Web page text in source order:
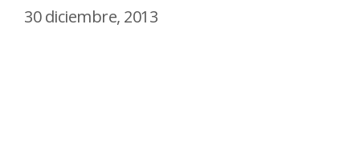
30 diciembre, 2013